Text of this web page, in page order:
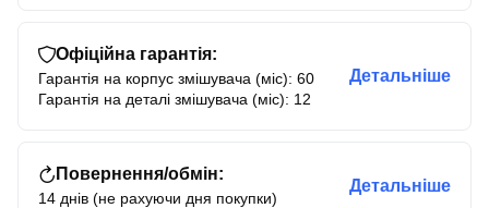
Офіційна гарантія:
Гарантія на корпус змішувача (міс): 60
Гарантія на деталі змішувача (міс): 12
Детальніше
Повернення/обмін:
14 днів (не рахуючи дня покупки)
Детальніше